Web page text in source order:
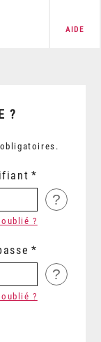
AIDE
?
?
?
?
?